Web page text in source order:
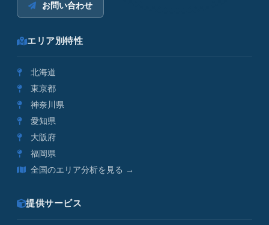
お問い合わせ
エリア別特性
北海道
東京都
神奈川県
愛知県
大阪府
福岡県
全国のエリア分析を見る →
提供サービス